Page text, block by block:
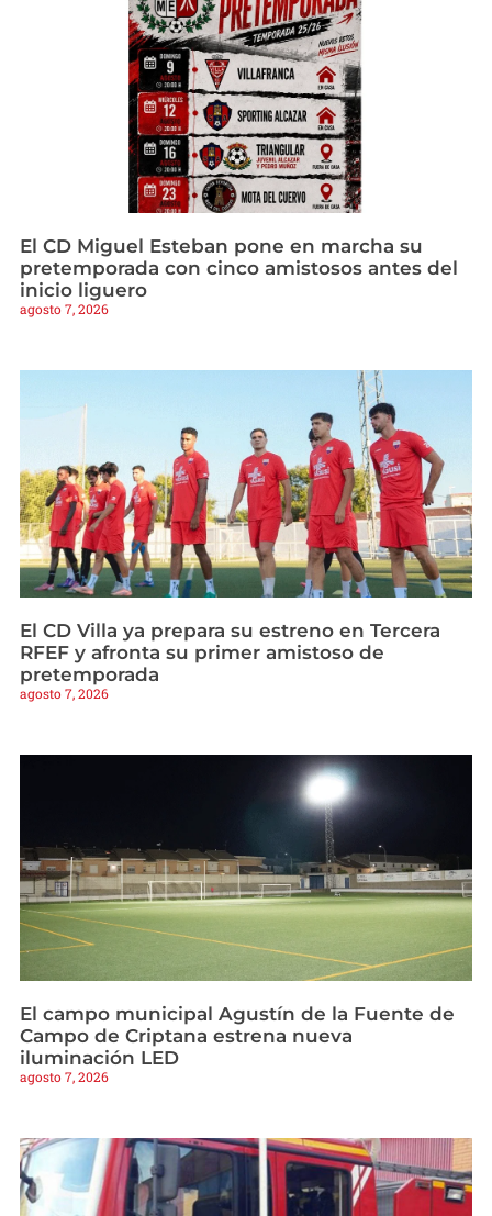
El CD Miguel Esteban pone en marcha su
pretemporada con cinco amistosos antes del
inicio liguero
agosto 7, 2026
El CD Villa ya prepara su estreno en Tercera
RFEF y afronta su primer amistoso de
pretemporada
agosto 7, 2026
El campo municipal Agustín de la Fuente de
Campo de Criptana estrena nueva
iluminación LED
agosto 7, 2026